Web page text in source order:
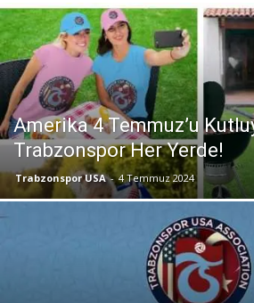
Amerika 4 Temmuz’u
Trabzonspor Her Yerde!
Trabzonspor USA - 4 Temmuz 2024